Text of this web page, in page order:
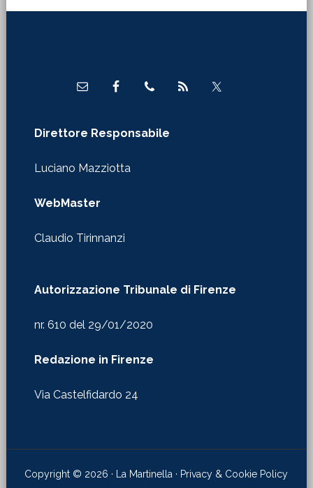
Direttore Responsabile
Luciano Mazziotta
WebMaster
Claudio Tirinnanzi
Autorizzazione Tribunale di Firenze
nr. 610 del 29/01/2020
Redazione in Firenze
Via Castelfidardo 24
Copyright © 2026 · La Martinella · Privacy & Cookie Policy